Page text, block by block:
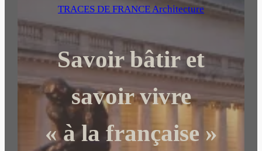
r
c
h
r
TRACES DE FRANCE Architecture
Savoir bâtir et
savoir vivre
« à la française »